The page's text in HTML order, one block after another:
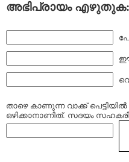
അഭിപ്രായം എഴുതുക:
താഴെ കാണുന്ന വാക്ക്
ഒഴിക്കാനാണിത്. സദയം